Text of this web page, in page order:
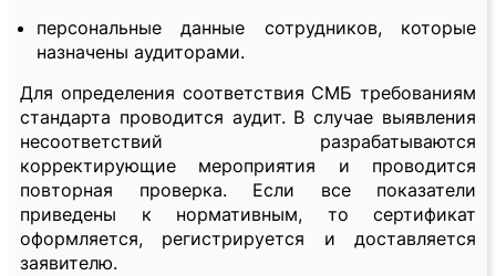
персональные данные сотрудников, которые
назначены аудиторами.
Для определения соответствия СМБ требованиям
стандарта проводится аудит. В случае выявления
несоответствий разрабатываются
корректирующие мероприятия и проводится
повторная проверка. Если все показатели
приведены к нормативным, то сертификат
оформляется, регистрируется и доставляется
заявителю.